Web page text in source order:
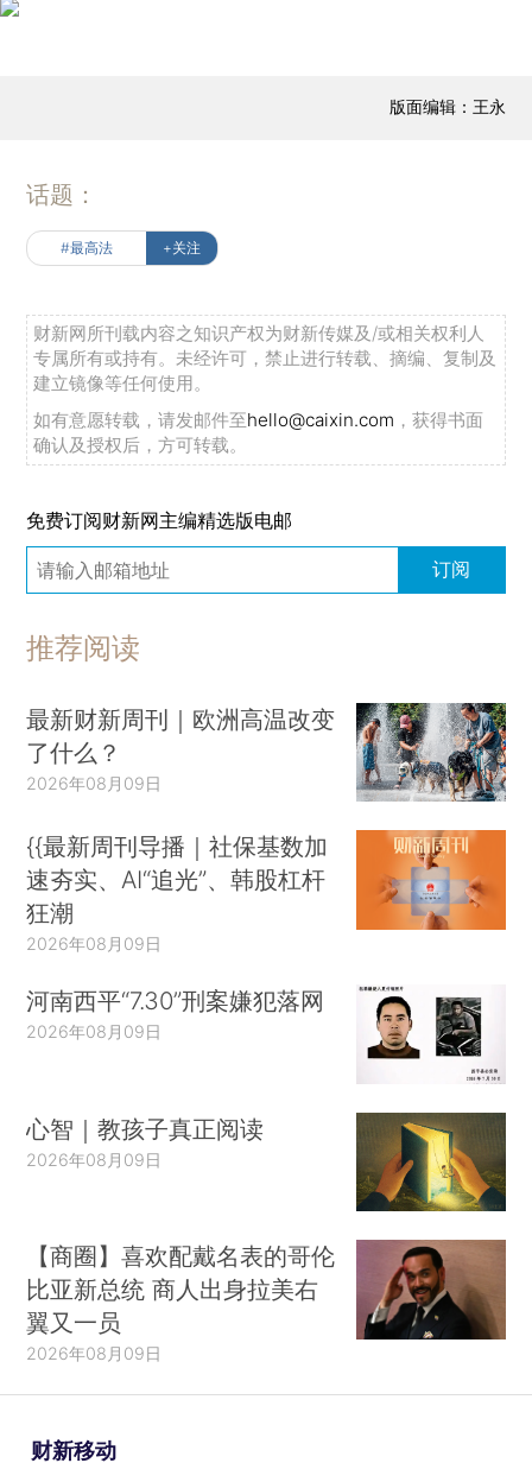
版面编辑：王永
话题：
#最高法 +关注
财新网所刊载内容之知识产权为财新传媒及/或相关权利人
专属所有或持有。未经许可，禁止进行转载、摘编、复制及
建立镜像等任何使用。
如有意愿转载，请发邮件至hello@caixin.com ，获得书面
确认及授权后，方可转载。
免费订阅财新网主编精选版电邮
订阅
推荐阅读
最新财新周刊｜欧洲高温改变
了什么？
2026年08月09日
{{最新周刊导播｜社保基数加
速夯实、AI“追光”、韩股杠杆
狂潮
2026年08月09日
河南西平“7.30”刑案嫌犯落网
2026年08月09日
心智｜教孩子真正阅读
2026年08月09日
【商圈】喜欢配戴名表的哥伦
比亚新总统 商人出身拉美右
翼又一员
2026年08月09日
财新移动